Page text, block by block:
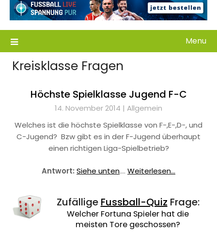
Menu
Kreisklasse Fragen
Höchste Spielklasse Jugend F-C
14. November 2014 | Allgemein
Welches ist die höchste Spielklasse von F-,E-,D-, und
C-Jugend? Bzw gibt es in der F-Jugend überhaupt
einen richtigen Liga-Spielbetrieb?
Antwort: Siehe unten.… Weiterlesen...
Zufällige Fussball-Quiz Frage:
Welcher Fortuna Spieler hat die
meisten Tore geschossen?